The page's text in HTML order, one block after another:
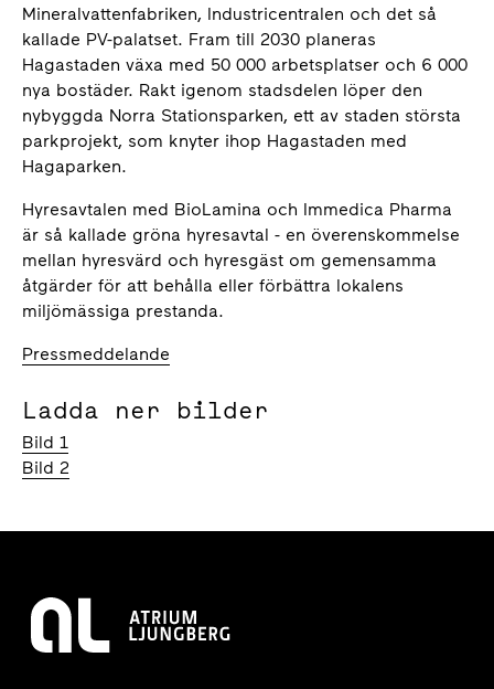
Mineralvattenfabriken, Industricentralen och det så
kallade PV-palatset. Fram till 2030 planeras
Hagastaden växa med 50 000 arbetsplatser och 6 000
nya bostäder. Rakt igenom stadsdelen löper den
nybyggda Norra Stationsparken, ett av staden största
parkprojekt, som knyter ihop Hagastaden med
Hagaparken.
Hyresavtalen med BioLamina och Immedica Pharma
är så kallade gröna hyresavtal - en överenskommelse
mellan hyresvärd och hyresgäst om gemensamma
åtgärder för att behålla eller förbättra lokalens
miljömässiga prestanda.
Pressmeddelande
Ladda ner bilder
Bild 1
Bild 2